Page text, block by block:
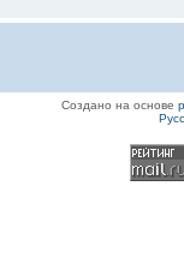
Создано на основе